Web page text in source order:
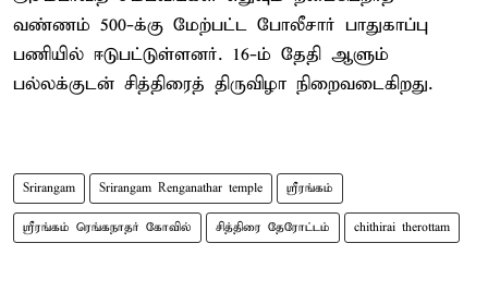
வண்ணம் 500-க்கு மேற்பட்ட போலீசார் பாதுகாப்பு
பணியில் ஈடுபட்டுள்ளனர். 16-ம் தேதி ஆளும்
பல்லக்குடன் சித்திரைத் திருவிழா நிறைவடைகிறது.
Srirangam Srirangam Renganathar temple ஸ்ரீரங்கம்
ஸ்ரீரங்கம் ரெங்கநாதர் கோவில் சித்திரை தேரோட்டம் chithirai therottam